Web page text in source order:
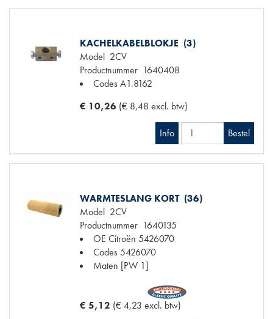
KACHELKABELBLOKJE (3)
Model 2CV
Productnummer 1640408
CodesA1.8162
€ 10,26 (€ 8,48 excl. btw)
Info Bestel
WARMTESLANG KORT (36)
Model 2CV
Productnummer 1640135
OE Citroën 5426070
Codes5426070
Maten [PW 1]
€ 5,12 (€ 4,23 excl. btw)